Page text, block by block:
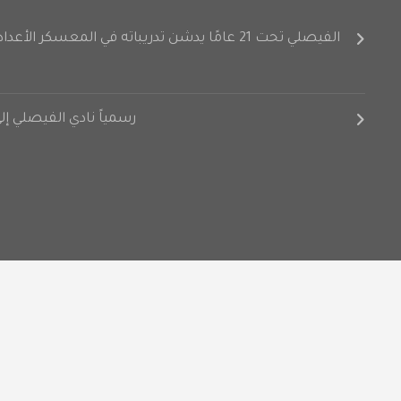
الفيصلي تحت 21 عامًا يدشن تدريباته في المعسكر الأعدادي على فترتين
رسمياً نادي الفيصلي